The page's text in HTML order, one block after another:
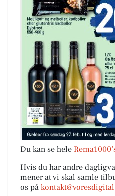
Du kan se hele
Hvis du har andre
mener at vi skal samle
os på